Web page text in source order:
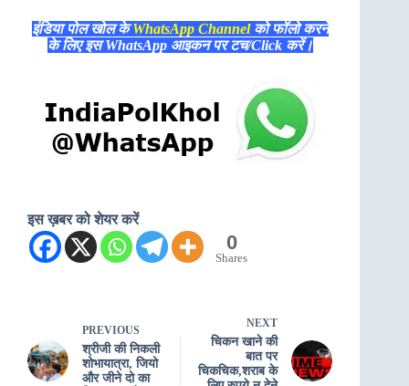
इंडिया पोल खोल केWhatsApp Channelको फॉलो करने
के लिए इस WhatsApp आइकन पर टच/Click करें।
इस ख़बर को शेयर करें
0
Shares
PREVIOUS
श्रीजी की निकली
शोभायात्रा, जियो
और जीने दो का
NEXT
चिकन खाने की
बात पर
चिकचिक,शराब के